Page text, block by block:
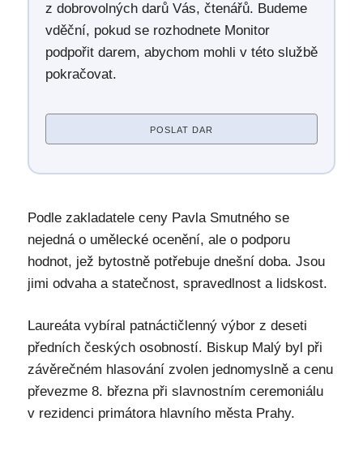
z dobrovolných darů Vás, čtenářů. Budeme
vděční, pokud se rozhodnete Monitor
podpořit darem, abychom mohli v této službě
pokračovat.
POSLAT DAR
Podle zakladatele ceny Pavla Smutného se
nejedná o umělecké ocenění, ale o podporu
hodnot, jež bytostně potřebuje dnešní doba. Jsou
jimi odvaha a statečnost, spravedlnost a lidskost.
Laureáta vybíral patnáctičlenný výbor z deseti
předních českých osobností. Biskup Malý byl při
závěrečném hlasování zvolen jednomyslně a cenu
převezme 8. března při slavnostním ceremoniálu
v rezidenci primátora hlavního města Prahy.